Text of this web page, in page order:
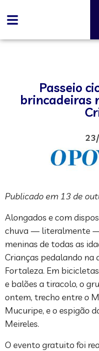
Passeio
brincadeiras
Publicado em 13 de
Alongados e com
chuva — literalmente —
meninas de todas as
Crianças pedalando na
Fortaleza. Em
e balões a tiracolo, o
ontem, trecho entre o
Mucuripe, e o espigão
Meireles.
O evento gratuito foi